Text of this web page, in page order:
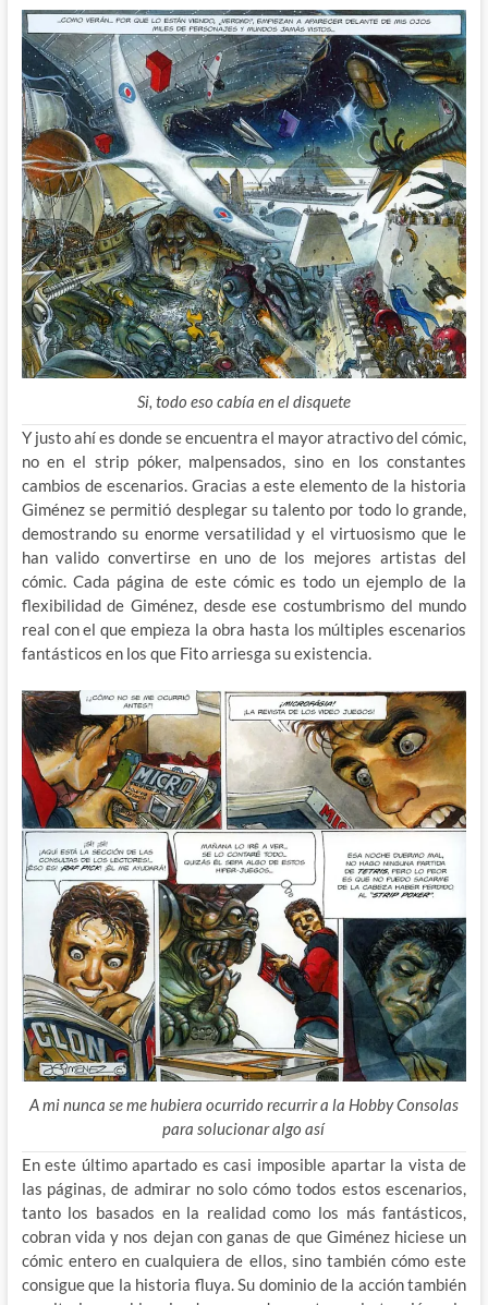
Si, todo eso cabía en el disquete
Y justo ahí es donde se encuentra el mayor atractivo del cómic,
no en el strip póker, malpensados, sino en los constantes
cambios de escenarios. Gracias a este elemento de la historia
Giménez se permitió desplegar su talento por todo lo grande,
demostrando su enorme versatilidad y el virtuosismo que le
han valido convertirse en uno de los mejores artistas del
cómic. Cada página de este cómic es todo un ejemplo de la
flexibilidad de Giménez, desde ese costumbrismo del mundo
real con el que empieza la obra hasta los múltiples escenarios
fantásticos en los que Fito arriesga su existencia.
A mi nunca se me hubiera ocurrido recurrir a la Hobby Consolas
para solucionar algo así
En este último apartado es casi imposible apartar la vista de
las páginas, de admirar no solo cómo todos estos escenarios,
tanto los basados en la realidad como los más fantásticos,
cobran vida y nos dejan con ganas de que Giménez hiciese un
cómic entero en cualquiera de ellos, sino también cómo este
consigue que la historia fluya. Su dominio de la acción también